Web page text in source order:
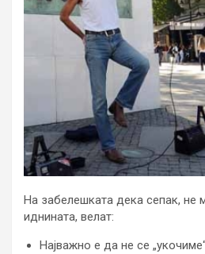
На забелешката дека сепак, не
иднината, велат:
Најважно е да не се